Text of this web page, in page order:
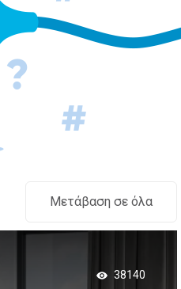
Μετάβαση σε όλα
38140